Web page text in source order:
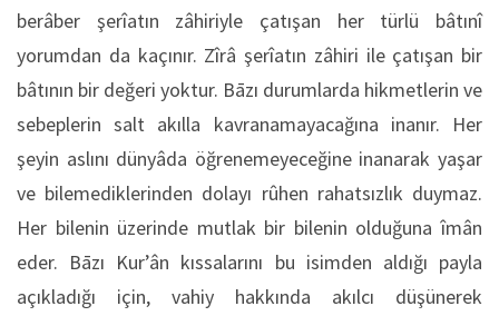
berâber şerîatın zâhiriyle çatışan her türlü bâtınî
yorumdan da kaçınır. Zîrâ şerîatın zâhiri ile çatışan bir
bâtının bir değeri yoktur. Bāzı durumlarda hikmetlerin ve
sebeplerin salt akılla kavranamayacağına inanır. Her
şeyin aslını dünyâda öğrenemeyeceğine inanarak yaşar
ve bilemediklerinden dolayı rûhen rahatsızlık duymaz.
Her bilenin üzerinde mutlak bir bilenin olduğuna îmân
eder. Bāzı Kur’ân kıssalarını bu isimden aldığı payla
açıkladığı için, vahiy hakkında akılcı düşünerek